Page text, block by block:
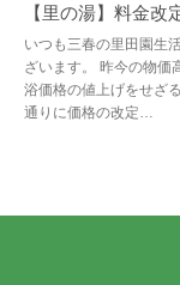
【里の湯】料金改
いつも三春の里田園生
ざいます。 昨今の物価
浴価格の値上げをせざ
通りに価格の改定…